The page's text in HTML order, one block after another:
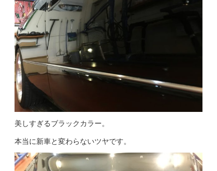
美しすぎるブラックカラー。
本当に新車と変わらないツヤです。